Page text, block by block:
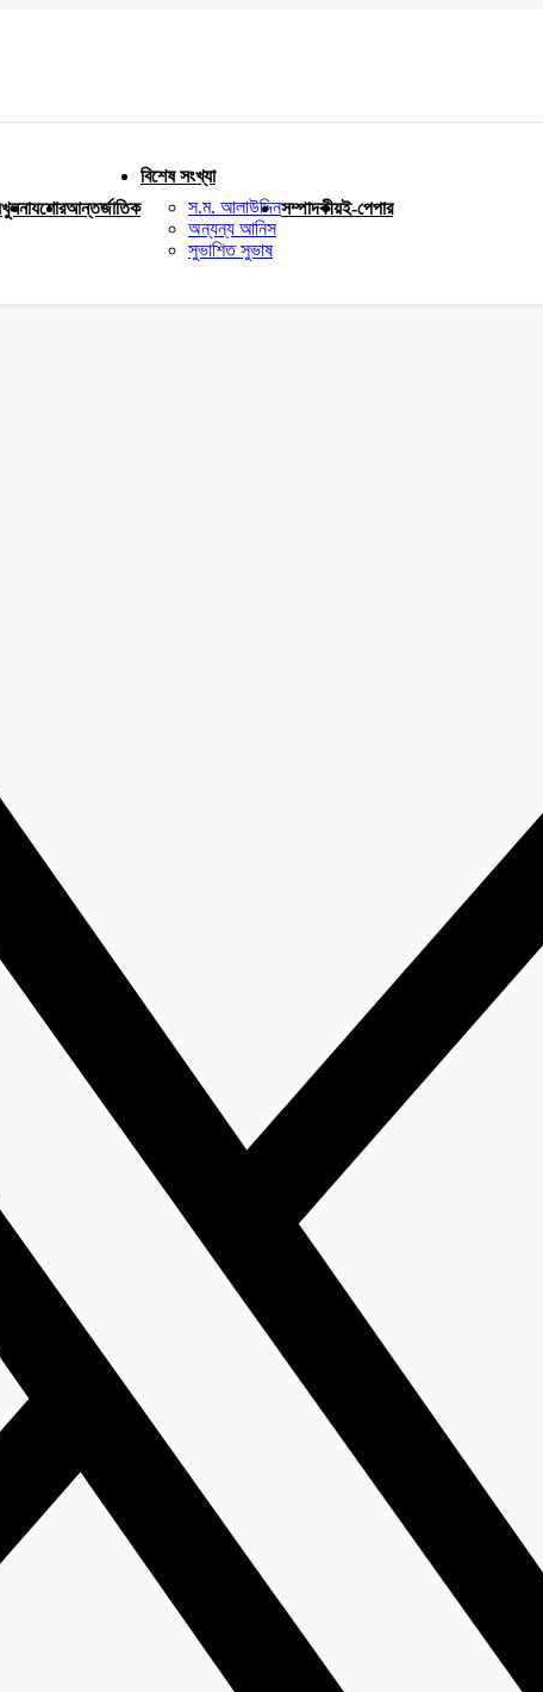
খুলনাযশোরআন্তর্জাতিক
বিশেষ সংখ্যা
স.ম. আলাউদ্দিন
অন্যন্য আনিস
সুভাশিত সুভাষ
সম্পাদকীয়ই-পেপার